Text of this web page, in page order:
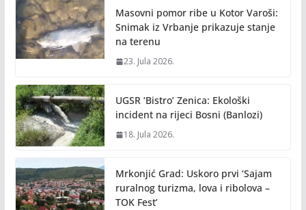
Masovni pomor ribe u Kotor Varoši:
Snimak iz Vrbanje prikazuje stanje
na terenu
23. Jula 2026.
UGSR ‘Bistro’ Zenica: Ekološki
incident na rijeci Bosni (Banlozi)
18. Jula 2026.
Mrkonjić Grad: Uskoro prvi ‘Sajam
ruralnog turizma, lova i ribolova –
TOK Fest’